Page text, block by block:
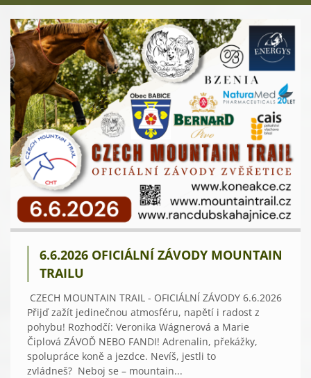
6.6.2026 OFICIÁLNÍ ZÁVODY MOUNTAIN
TRAILU
CZECH MOUNTAIN TRAIL - OFICIÁLNÍ ZÁVODY 6.6.2026
Přijď zažít jedinečnou atmosféru, napětí i radost z
pohybu! Rozhodčí: Veronika Wágnerová a Marie
Čiplová ZÁVOĎ NEBO FANDI! Adrenalin, překážky,
spolupráce koně a jezdce. Nevíš, jestli to
zvládneš? Neboj se – mountain...